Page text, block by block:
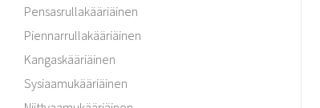
Pensasrullakääriäinen
Piennarrullakääriäinen
Kangaskääriäinen
Sysiaamukääriäinen